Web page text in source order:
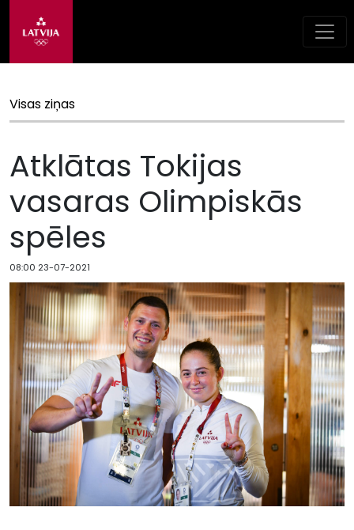
Visas ziņas
Atklātas Tokijas
vasaras Olimpiskās
spēles
08:00 23-07-2021